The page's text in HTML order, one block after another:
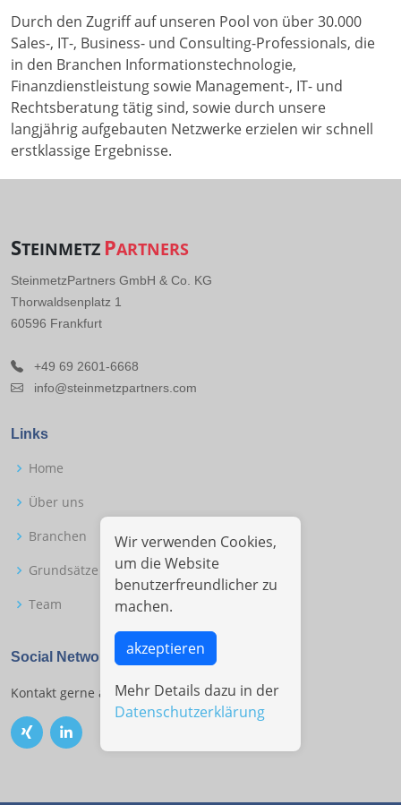
Durch den Zugriff auf unseren Pool von über 30.000
Sales-, IT-, Business- und Consulting-Professionals, die
in den Branchen Informationstechnologie,
Finanzdienstleistung sowie Management-, IT- und
Rechtsberatung tätig sind, sowie durch unsere
langjährig aufgebauten Netzwerke erzielen wir schnell
erstklassige Ergebnisse.
Wir verwenden Cookies,
um die Website
benutzerfreundlicher zu
machen.
akzeptieren
Mehr Details dazu in der
Datenschutzerklärung
STEINMETZ PARTNERS
SteinmetzPartners GmbH & Co. KG
Thorwaldsenplatz 1
60596 Frankfurt
+49 69 2601-6668
info@steinmetzpartners.com
Links
Home
Über uns
Branchen
Grundsätze
Team
Social Networks
Kontakt gerne auch in den Social Networks.